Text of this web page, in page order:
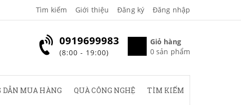
Tìm kiếm Giới thiệu Đăng ký Đăng nhập
Giỏ hàng
0 sản phẩm
0919699983
(8:00 - 19:00)
DẪN MUA HÀNG QUÀ CÔNG NGHỆ TÌM KIẾM